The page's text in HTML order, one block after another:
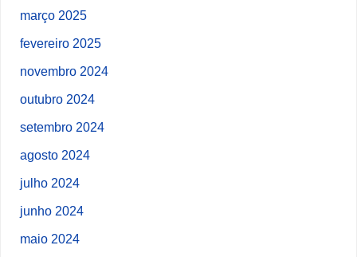
março 2025
fevereiro 2025
novembro 2024
outubro 2024
setembro 2024
agosto 2024
julho 2024
junho 2024
maio 2024